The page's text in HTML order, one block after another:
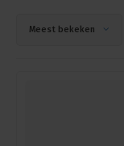
FrançaisMeest bekeken